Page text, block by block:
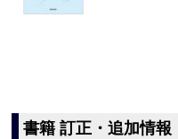
書籍 訂正・追加情報